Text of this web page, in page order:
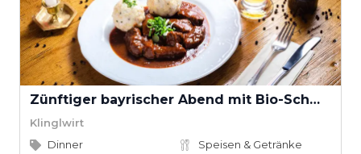
Zünftiger bayrischer Abend mit Bio-Schmankerl im Family Style
Klinglwirt
Dinner
Speisen & Getränke